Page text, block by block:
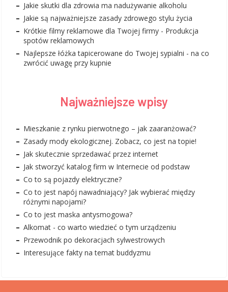
Jakie skutki dla zdrowia ma nadużywanie alkoholu
Jakie są najważniejsze zasady zdrowego stylu życia
Krótkie filmy reklamowe dla Twojej firmy - Produkcja
spotów reklamowych
Najlepsze łóżka tapicerowane do Twojej sypialni - na co
zwrócić uwagę przy kupnie
Najważniejsze wpisy
Mieszkanie z rynku pierwotnego – jak zaaranżować?
Zasady mody ekologicznej. Zobacz, co jest na topie!
Jak skutecznie sprzedawać przez internet
Jak stworzyć katalog firm w Internecie od podstaw
Co to są pojazdy elektryczne?
Co to jest napój nawadniający? Jak wybierać między
różnymi napojami?
Co to jest maska antysmogowa?
Alkomat - co warto wiedzieć o tym urządzeniu
Przewodnik po dekoracjach sylwestrowych
Interesujące fakty na temat buddyzmu